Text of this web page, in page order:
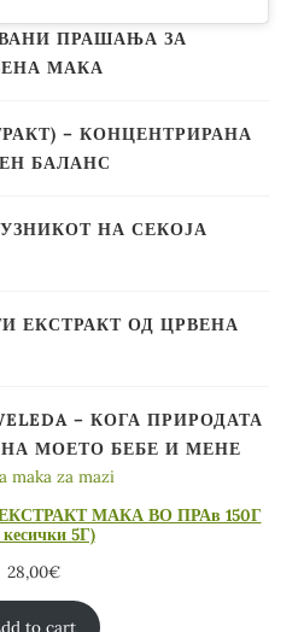
ПРАШАЊА ЗА
МАКА
– КОНЦЕНТРИРАНА
БАЛАНС
НА СЕКОЈА
ЕКСТРАКТ ОД ЦРВЕНА
– КОГА ПРИРОДАТА
МОЕТО БЕБЕ И МЕНЕ
ЕКСТРАКТ МАКА ВО ПРАв 150Г
5Г)
28,00€
to cart